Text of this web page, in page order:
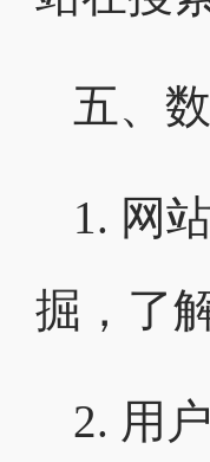
五、
1. 网
掘，了
2. 用